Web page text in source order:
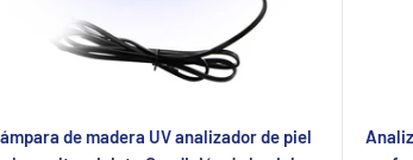
de madera UV analizador de piel